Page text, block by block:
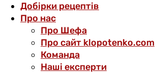
Добірки рецептів
Про нас
Про Шефа
Про сайт klopotenko.com
Команда
Наші експерти